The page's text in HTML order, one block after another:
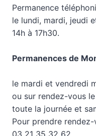
Permanence
le lundi, mardi, jeudi
14h à 17h30.
Permanences de
le mardi et vendredi
ou sur rendez-vous
toute la journée et
Pour prendre
03 21 35 32 62